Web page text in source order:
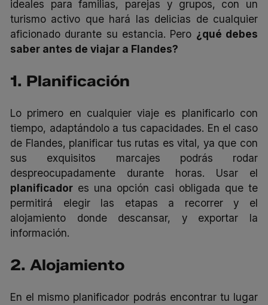
ideales para familias, parejas y grupos, con un
turismo activo que hará las delicias de cualquier
aficionado durante su estancia. Pero ¿qué debes
saber antes de viajar a Flandes?
1. Planificación
Lo primero en cualquier viaje es planificarlo con
tiempo, adaptándolo a tus capacidades. En el caso
de Flandes, planificar tus rutas es vital, ya que con
sus exquisitos marcajes podrás rodar
despreocupadamente durante horas. Usar el
planificador es una opción casi obligada que te
permitirá elegir las etapas a recorrer y el
alojamiento donde descansar, y exportar la
información.
2. Alojamiento
En el mismo planificador podrás encontrar tu lugar